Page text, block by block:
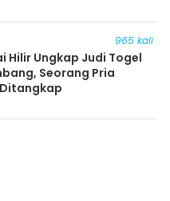
965 kali
Hilir Ungkap Judi Togel
Seorang Pria